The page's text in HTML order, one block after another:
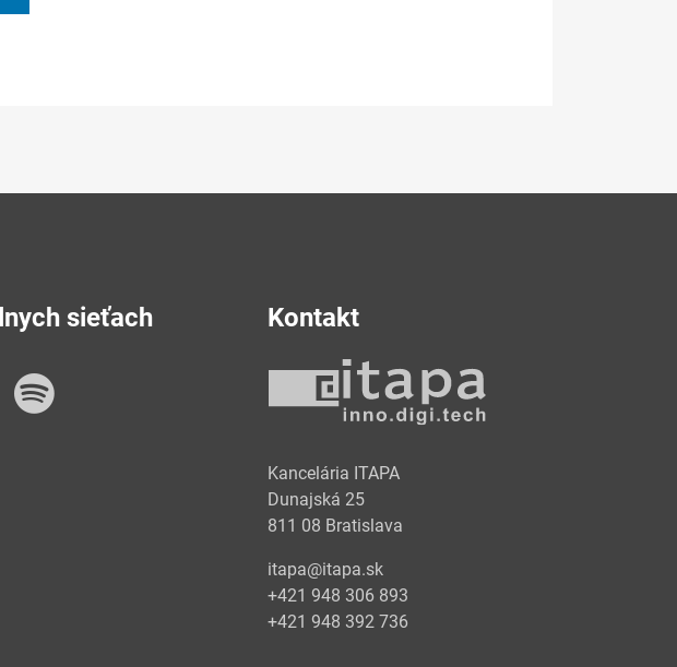
sieťach
LinkedIn
Kontakt
Kancelária ITAPA
Dunajská 25
811 08 Bratislava
itapa@itapa.sk
+421 948 306 893
+421 948 392 736